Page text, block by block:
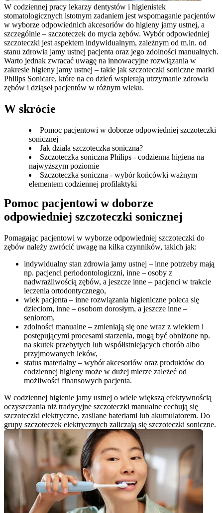
W codziennej pracy lekarzy dentystów i higienistek
stomatologicznych istotnym zadaniem jest wspomaganie pacjentów
w wyborze odpowiednich akcesoriów do higieny jamy ustnej, a
szczególnie – szczoteczek do mycia zębów. Wybór odpowiedniej
szczoteczki jest aspektem indywidualnym, zależnym od m.in. od
stanu zdrowia jamy ustnej pacjenta oraz jego zdolności manualnych.
Warto jednak zwracać uwagę na innowacyjne rozwiązania w
zakresie higieny jamy ustnej – takie jak szczoteczki soniczne marki
Philips Sonicare, które na co dzień wspierają utrzymanie zdrowia
zębów i dziąseł pacjentów w różnym wieku.
W skrócie
Pomoc pacjentowi w doborze odpowiedniej szczoteczki
sonicznej
Jak działa szczoteczka soniczna?
Szczoteczka soniczna Philips - codzienna higiena na
najwyższym poziomie
Szczoteczka soniczna - wybór końcówki ważnym
elementem codziennej profilaktyki
Pomoc pacjentowi w doborze
odpowiedniej szczoteczki sonicznej
Pomagając pacjentowi w wyborze odpowiedniej szczoteczki do
zębów należy zwrócić uwagę na kilka czynników, takich jak:
indywidualny stan zdrowia jamy ustnej – inne potrzeby mają
np. pacjenci periodontologiczni, inne – osoby z
nadwrażliwością zębów, a jeszcze inne – pacjenci w trakcie
leczenia ortodontycznego,
wiek pacjenta – inne rozwiązania higieniczne poleca się
dzieciom, inne – osobom dorosłym, a jeszcze inne –
seniorom,
zdolności manualne – zmieniają się one wraz z wiekiem i
postępującymi procesami starzenia, mogą być obniżone np.
na skutek przebytych lub współistniejących chorób albo
przyjmowanych leków,
status materialny – wybór akcesoriów oraz produktów do
codziennej higieny może w dużej mierze zależeć od
możliwości finansowych pacjenta.
W codziennej higienie jamy ustnej o wiele większą efektywnością
oczyszczania niż tradycyjne szczoteczki manualne cechują się
szczoteczki elektryczne, zasilane bateriami lub akumulatorem. Do
grupy szczoteczek elektrycznych zaliczają się szczoteczki soniczne.